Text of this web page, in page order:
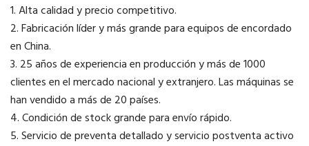
1. Alta calidad y precio competitivo.
2. Fabricación líder y más grande para equipos de encordado
en China.
3. 25 años de experiencia en producción y más de 1000
clientes en el mercado nacional y extranjero. Las máquinas se
han vendido a más de 20 países.
4. Condición de stock grande para envío rápido.
5. Servicio de preventa detallado y servicio postventa activo